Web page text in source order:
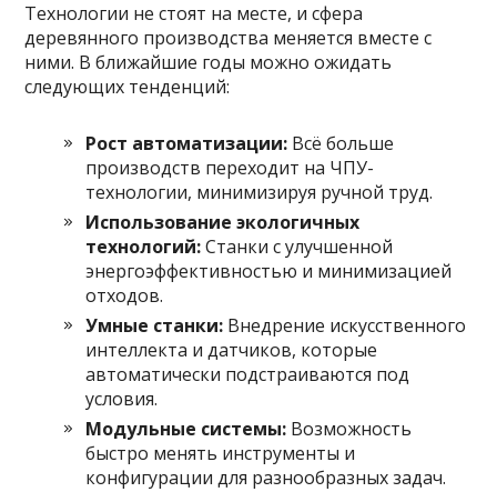
Технологии не стоят на месте, и сфера
деревянного производства меняется вместе с
ними. В ближайшие годы можно ожидать
следующих тенденций:
Рост автоматизации: Всё больше
производств переходит на ЧПУ-
технологии, минимизируя ручной труд.
Использование экологичных
технологий:Станки с улучшенной
энергоэффективностью и минимизацией
отходов.
Умные станки: Внедрение искусственного
интеллекта и датчиков, которые
автоматически подстраиваются под
условия.
Модульные системы: Возможность
быстро менять инструменты и
конфигурации для разнообразных задач.